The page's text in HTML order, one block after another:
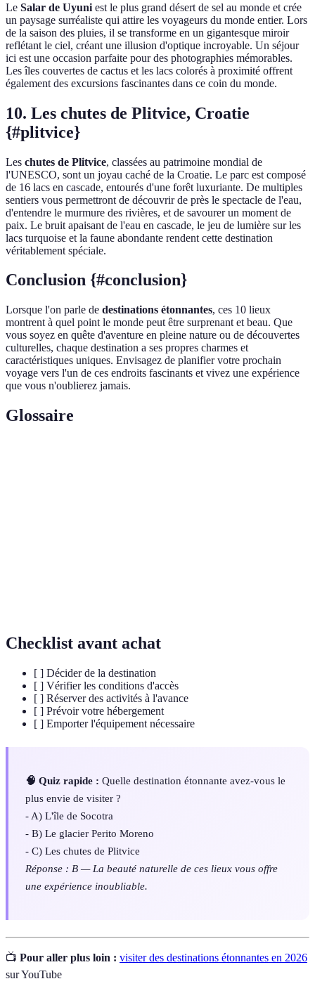
Le Salar de Uyuni est le plus grand désert de sel au monde et crée
un paysage surréaliste qui attire les voyageurs du monde entier. Lors
de la saison des pluies, il se transforme en un gigantesque miroir
reflétant le ciel, créant une illusion d'optique incroyable. Un séjour
ici est une occasion parfaite pour des photographies mémorables.
Les îles couvertes de cactus et les lacs colorés à proximité offrent
également des excursions fascinantes dans ce coin du monde.
10. Les chutes de Plitvice, Croatie
{#plitvice}
Les chutes de Plitvice, classées au patrimoine mondial de
l'UNESCO, sont un joyau caché de la Croatie. Le parc est composé
de 16 lacs en cascade, entourés d'une forêt luxuriante. De multiples
sentiers vous permettront de découvrir de près le spectacle de l'eau,
d'entendre le murmure des rivières, et de savourer un moment de
paix. Le bruit apaisant de l'eau en cascade, le jeu de lumière sur les
lacs turquoise et la faune abondante rendent cette destination
véritablement spéciale.
Conclusion {#conclusion}
Lorsque l'on parle de destinations étonnantes, ces 10 lieux
montrent à quel point le monde peut être surprenant et beau. Que
vous soyez en quête d'aventure en pleine nature ou de découvertes
culturelles, chaque destination a ses propres charmes et
caractéristiques uniques. Envisagez de planifier votre prochain
voyage vers l'un de ces endroits fascinants et vivez une expérience
que vous n'oublierez jamais.
Glossaire
Checklist avant achat
[ ] Décider de la destination
[ ] Vérifier les conditions d'accès
[ ] Réserver des activités à l'avance
[ ] Prévoir votre hébergement
[ ] Emporter l'équipement nécessaire
🧠 Quiz rapide : Quelle destination étonnante avez-vous le
plus envie de visiter ?
- A) L'île de Socotra
- B) Le glacier Perito Moreno
- C) Les chutes de Plitvice
Réponse : B — La beauté naturelle de ces lieux vous offre
une expérience inoubliable.
📺 Pour aller plus loin : visiter des destinations étonnantes en 2026
sur YouTube